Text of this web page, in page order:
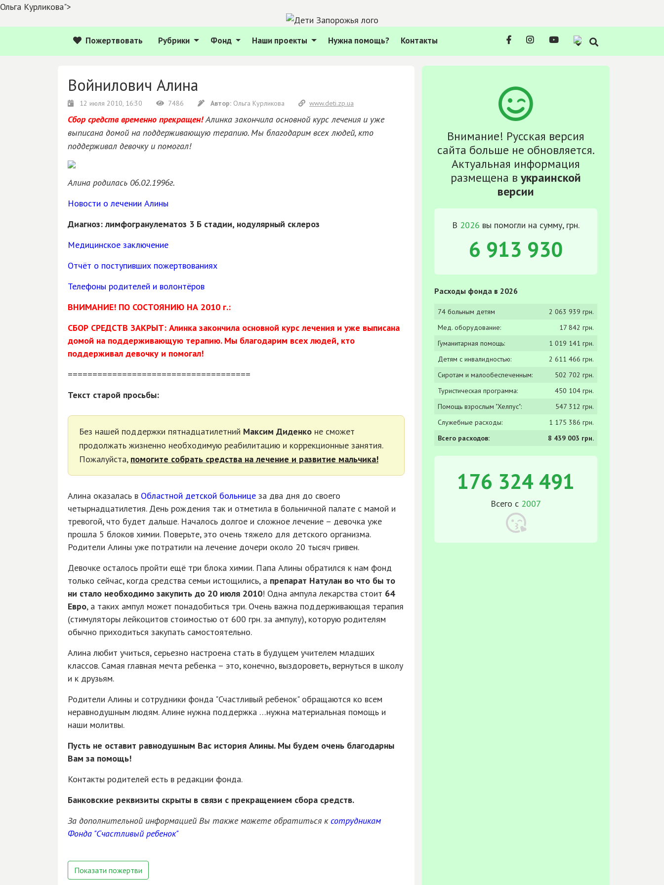
Ольга Курликова">
Пожертвовать Рубрики Фонд Наши проекты Нужна помощь? Контакты
Войнилович Алина
12 июля 2010, 16:30 7486 Автор: Ольга Курликова www.deti.zp.ua
Сбор средств временно прекращен!Алинка закончила основной курс лечения и уже
выписана домой на поддерживающую терапию. Мы благодарим всех людей, кто
поддерживал девочку и помогал!
Алина родилась 06.02.1996г.
Новости о лечении Алины
Диагноз: лимфогранулематоз 3 Б стадии, нодулярный склероз
Медицинское заключение
Отчёт о поступивших пожертвованиях
Телефоны родителей и волонтёров
ВНИМАНИЕ! ПО СОСТОЯНИЮ НА 2010 г.:
СБОР СРЕДСТВ ЗАКРЫТ: Алинка закончила основной курс лечения и уже выписана
домой на поддерживающую терапию. Мы благодарим всех людей, кто
поддерживал девочку и помогал!
=====================================
Текст старой просьбы:
Без нашей поддержки пятнадцатилетний Максим Диденко не сможет
продолжать жизненно необходимую реабилитацию и коррекционные занятия.
Пожалуйста, помогите собрать средства на лечение и развитие мальчика!
Алина оказалась в Областной детской больнице за два дня до своего
четырнадцатилетия. День рождения так и отметила в больничной палате с мамой и
тревогой, что будет дальше. Началось долгое и сложное лечение – девочка уже
прошла 5 блоков химии. Поверьте, это очень тяжело для детского организма.
Родители Алины уже потратили на лечение дочери около 20 тысяч гривен.
Девочке осталось пройти ещё три блока химии. Папа Алины обратился к нам фонд
только сейчас, когда средства семьи истощились, а препарат Натулан во что бы то
ни стало необходимо закупить до 20 июля 2010! Одна ампула лекарства стоит 64
Евро, а таких ампул может понадобиться три. Очень важна поддерживающая терапия
(стимуляторы лейкоцитов стоимостью от 600 грн. за ампулу), которую родителям
обычно приходиться закупать самостоятельно.
Алина любит учиться, серьезно настроена стать в будущем учителем младших
классов. Самая главная мечта ребенка – это, конечно, выздороветь, вернуться в школу
и к друзьям.
Родители Алины и сотрудники фонда "Счастливый ребенок" обращаются ко всем
неравнодушным людям. Алине нужна поддержка …нужна материальная помощь и
наши молитвы.
Пусть не оставит равнодушным Вас история Алины. Мы будем очень благодарны
Вам за помощь!
Контакты родителей есть в редакции фонда.
Банковские реквизиты скрыты в связи с прекращением сбора средств.
За дополнительной информацией Вы также можете обратиться к сотрудникам
Фонда "Счастливый ребенок"
Показати пожертви
Внимание! Русская версия
сайта больше не обновляется.
Актуальная информация
размещена в украинской
версии
В 2026 вы помогли на сумму, грн.
6 913 930
Расходы фонда в 2026
74 больным детям
2 063 939 грн.
Мед. оборудование:
17 842 грн.
Гуманитарная помощь:
1 019 141 грн.
Детям с инвалидностью:
2 611 466 грн.
Сиротам и малообеспеченным:
502 702 грн.
Туристическая программа:
450 104 грн.
Помощь взрослым "Хелпус":
547 312 грн.
Служебные расходы:
1 175 386 грн.
Всего расходов:
8 439 003 грн.
176 324 491
Всего с 2007